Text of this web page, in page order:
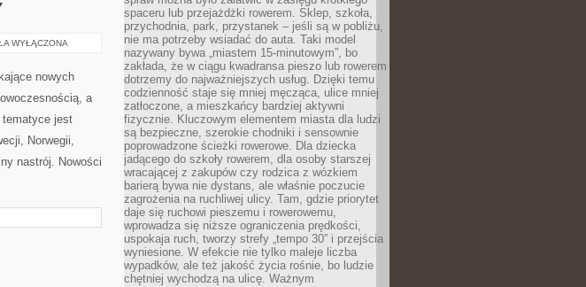
WYŁĄCZONA
nowych
a
tematyce jest
Norwegii,
nastrój. Nowości
spaceru lub przejażdżki rowerem. Sklep, szkoła,
przychodnia, park, przystanek – jeśli są w pobliżu,
nie ma potrzeby wsiadać do auta. Taki model
nazywany bywa „miastem 15-minutowym”, bo
zakłada, że w ciągu kwadransa pieszo lub rowerem
dotrzemy do najważniejszych usług. Dzięki temu
codzienność staje się mniej męcząca, ulice mniej
zatłoczone, a mieszkańcy bardziej aktywni
fizycznie. Kluczowym elementem miasta dla ludzi
są bezpieczne, szerokie chodniki i sensownie
poprowadzone ścieżki rowerowe. Dla dziecka
jadącego do szkoły rowerem, dla osoby starszej
wracającej z zakupów czy rodzica z wózkiem
barierą bywa nie dystans, ale właśnie poczucie
zagrożenia na ruchliwej ulicy. Tam, gdzie priorytet
daje się ruchowi pieszemu i rowerowemu,
wprowadza się niższe ograniczenia prędkości,
uspokaja ruch, tworzy strefy „tempo 30” i przejścia
wyniesione. W efekcie nie tylko maleje liczba
wypadków, ale też jakość życia rośnie, bo ludzie
chętniej wychodzą na ulicę. Ważnym